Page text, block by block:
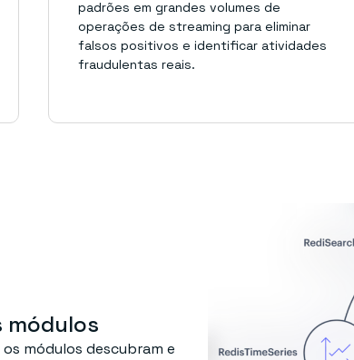
padrões em grandes volumes de
operações de streaming para eliminar
falsos positivos e identificar atividades
fraudulentas reais.
módulos
módulos descubram e